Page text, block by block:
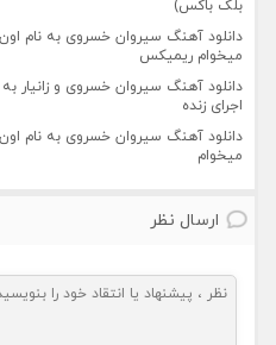
بلک باکس)
دانلود آهنگ سیروان خسروی به نام اون
میخوام ریمیکس
دانلود آهنگ سیروان خسروی و زانیار به
اجرای زنده
دانلود آهنگ سیروان خسروی به نام اون
میخوام
ارسال نظر